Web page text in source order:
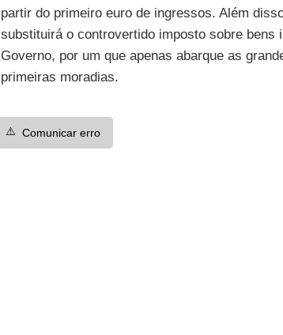
partir do primeiro euro de ingressos. Além
substituirá o controvertido imposto sobre bens
Governo, por um que apenas abarque as
primeiras moradias.
⚠️ Comunicar erro